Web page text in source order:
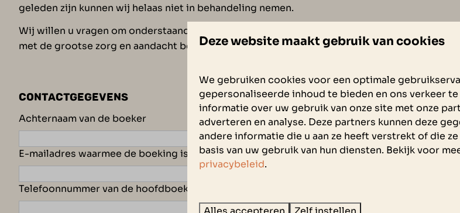
geleden zijn kunnen wij helaas niet in behandeling nemen.
Wij willen u vragen om onderstaand formulier zo gedetailleerd en correct mogelijk in te
met de grootse zorg en aandacht behandeld.
CONTACTGEGEVENS
Achternaam van de boeker
E-mailadres waarmee de boeking is gemaakt
Telefoonnummer van de hoofdboeker
Deze website maakt gebruik van cookies
We gebruiken cookies voor een optimale
gepersonaliseerde inhoud te bieden en ons verkeer te
informatie over uw gebruik van onze site met onze
adverteren en analyse. Deze partners kunnen deze
andere informatie die u aan ze heeft verstrekt of die
basis van uw gebruik van hun diensten. Bekijk voor
privacybeleid.